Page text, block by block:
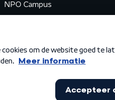
NPO Campus